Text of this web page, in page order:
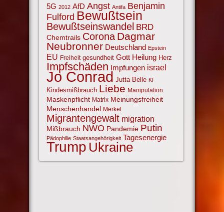
5G 2012 AfD Angst Antifa Benjamin
Fulford Bewußtsein
Bewußtseinswandel BRD
Chemtrails Corona Dagmar
Neubronner Deutschland Epstein
EU Freiheit gesundheit Gott Heilung Herz
Impfschäden Impfungen israel
Jo Conrad Jutta Belle KI
Kindesmißbrauch Liebe Manipulation
Maskenpflicht Matrix Meinungsfreiheit
Menschenhandel Merkel
Migrantengewalt migration
Mißbrauch NWO Pandemie Putin
Pädophilie Staatsangehörigkeit Tagesenergie
Trump Ukraine